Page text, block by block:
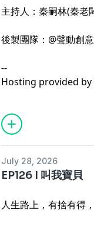
主持人：秦嗣林(秦老
後製團隊：@聲動創意
--
Hosting provided by
July 28, 2026
EP126 I 叫我寶貝
人生路上，有捨有得